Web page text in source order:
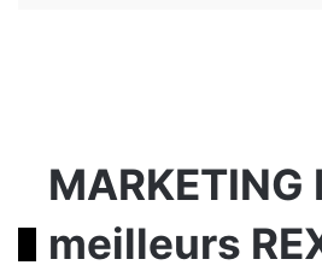
MARKETING
meilleurs